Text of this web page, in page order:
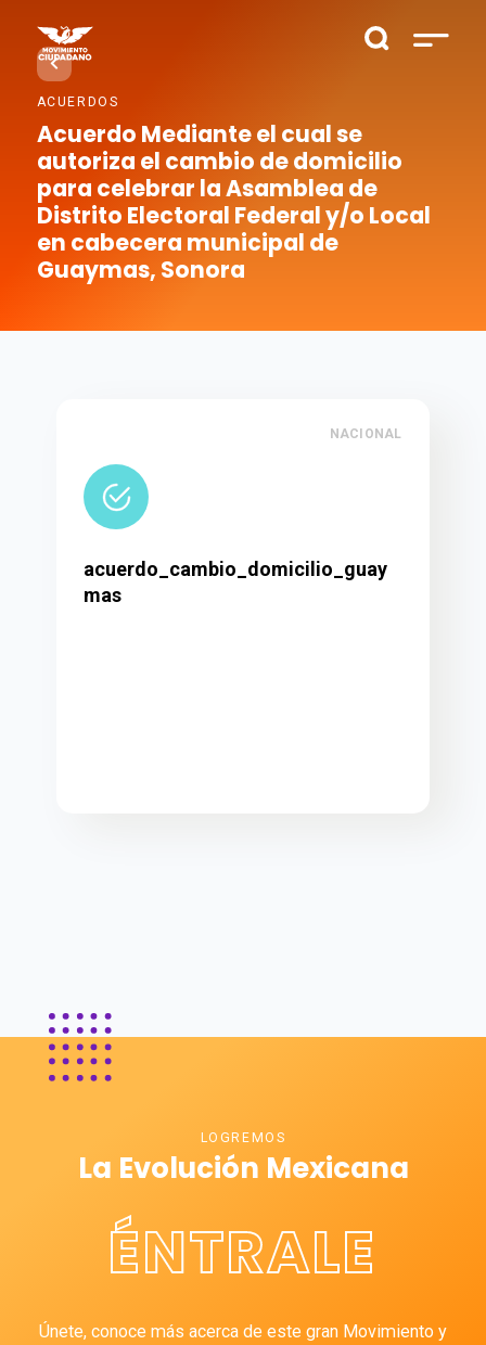
ACUERDOS
Acuerdo Mediante el cual se
autoriza el cambio de domicilio
para celebrar la Asamblea de
Distrito Electoral Federal y/o Local
en cabecera municipal de
Guaymas, Sonora
NACIONAL
acuerdo_cambio_domicilio_guay
mas
LOGREMOS
La Evolución Mexicana
ÉNTRALE
Únete, conoce más acerca de este gran Movimiento y